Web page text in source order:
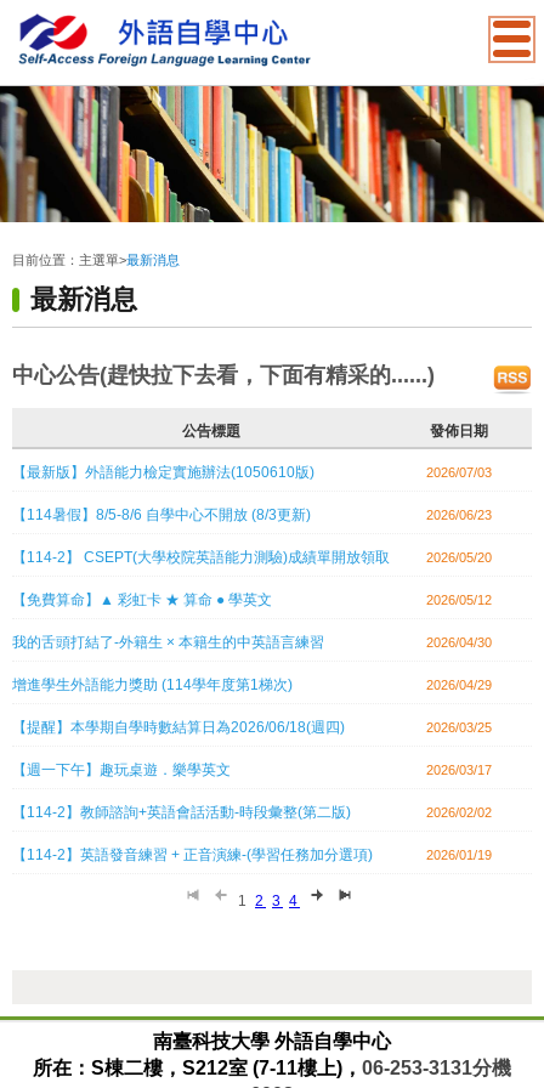
目前位置： 主選單>最新消息
最新消息
中心公告(趕快拉下去看，下面有精采的......)
公告標題 發佈日期
【最新版】外語能力檢定實施辦法(1050610版) 2026/07/03
【114暑假】8/5-8/6 自學中心不開放 (8/3更新) 2026/06/23
【114-2】 CSEPT(大學校院英語能力測驗)成績單開放領取 2026/05/20
【免費算命】▲ 彩虹卡 ★ 算命 ● 學英文 2026/05/12
我的舌頭打結了-外籍生 × 本籍生的中英語言練習 2026/04/30
增進學生外語能力獎助 (114學年度第1梯次) 2026/04/29
【提醒】本學期自學時數結算日為2026/06/18(週四) 2026/03/25
【週一下午】趣玩桌遊．樂學英文 2026/03/17
【114-2】教師諮詢+英語會話活動-時段彙整(第二版) 2026/02/02
【114-2】英語發音練習 + 正音演練-(學習任務加分選項) 2026/01/19
1 2 3 4
南臺科技大學 外語自學中心
所在：S棟二樓，S212室 (7-11樓上)， 06-253-3131分機